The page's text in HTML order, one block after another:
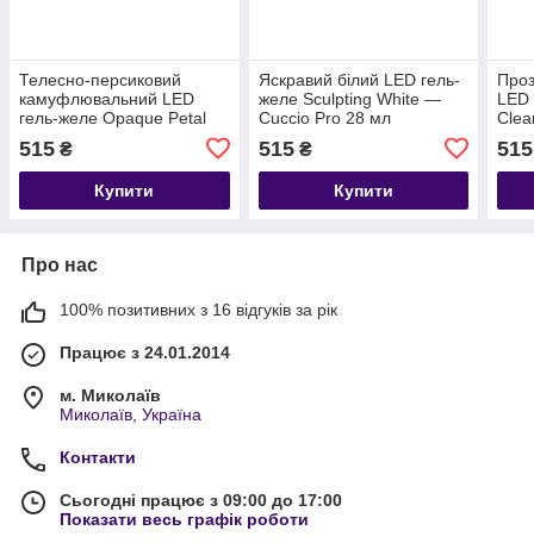
Телесно-персиковий
камуфлювальний LED
гель-желе Opaque Petal
Pink — Cuccio Pro 28 мл
515 ₴
Купити
Яскравий білий LED гель-
желе Sculpting White —
Cuccio Pro 28 мл
515₴
Купити
LED
515
Про нас
100% позитивних з 16 відгуків за рік
Працює з 24.01.2014
м. Миколаїв
Миколаїв, Україна
Контакти
Сьогодні працює з 09:00 до 17:00
Показати весь графік роботи